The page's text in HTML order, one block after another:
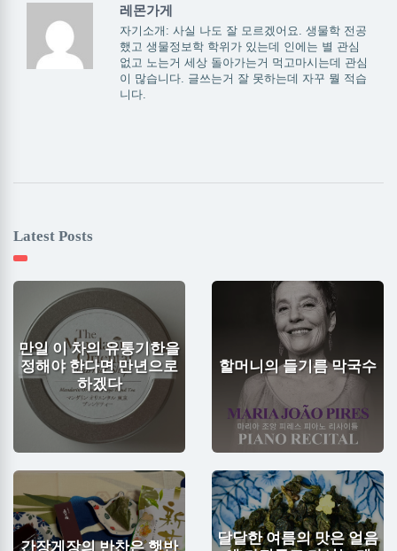
레몬가게
자기소개: 사실 나도 잘 모르겠어요. 생물학 전공
했고 생물정보학 학위가 있는데 인에는 별 관심
없고 노는거 세상 돌아가는거 먹고마시는데 관심
이 많습니다. 글쓰는거 잘 못하는데 자꾸 뭘 적습
니다.
Latest Posts
만일 이 차의 유통기한을
정해야 한다면 만년으로
하겠다
할머니의 들기름 막국수
간장게장의 반찬은 햇반
달달한 여름의 맛은 얼음